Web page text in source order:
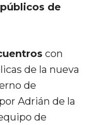
de
con
de la nueva
de
Adrián de la
de